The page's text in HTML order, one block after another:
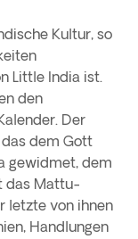
Kultur, so
Little India ist.
den
Der
dem Gott
gewidmet, dem
das Mattu-
letzte von ihnen
Handlungen